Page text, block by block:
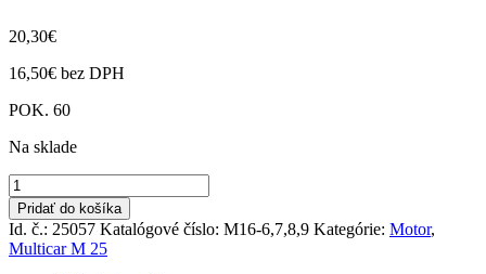
20,30€
16,50€ bez DPH
POK. 60
Na sklade
množstvo
Sada
vstrek.potrubí
Pridať do košíka
Id. č.: 25057 Katalógové číslo: M16-6,7,8,9 Kategórie: Motor,
Multicar M 25